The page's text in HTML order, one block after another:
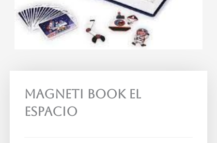
Magneti Book El
Espacio